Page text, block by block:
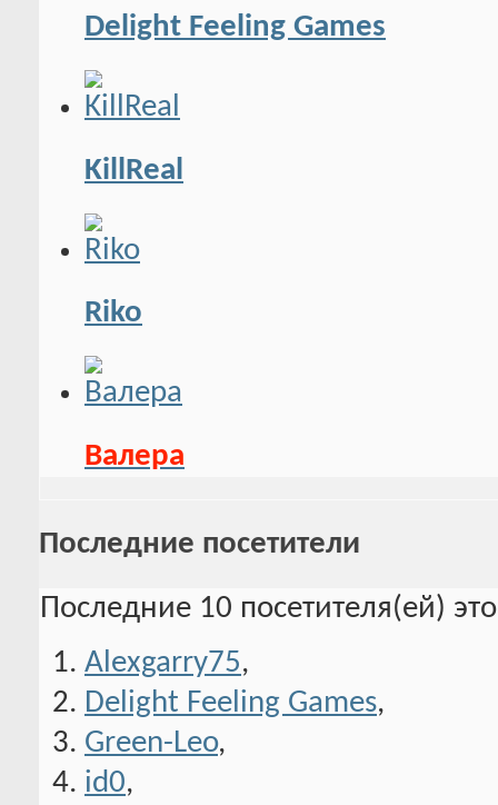
Delight Feeling Games
KillReal
Riko
Валера
Последние посетители
Последние 10 посетителя(ей)
Alexgarry75,
Delight Feeling Games,
Green-Leo,
id0,